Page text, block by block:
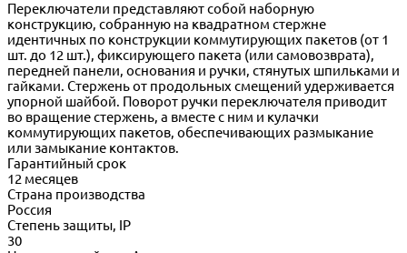
Переключатели представляют собой наборную
конструкцию, собранную на квадратном стержне
идентичных по конструкции коммутирующих пакетов (от 1
шт. до 12 шт.), фиксирующего пакета (или самовозврата),
передней панели, основания и ручки, стянутых шпильками и
гайками. Стержень от продольных смещений удерживается
упорной шайбой. Поворот ручки переключателя приводит
во вращение стержень, а вместе с ним и кулачки
коммутирующих пакетов, обеспечивающих размыкание
или замыкание контактов.
Гарантийный срок
12 месяцев
Страна производства
Россия
Степень защиты, IP
30